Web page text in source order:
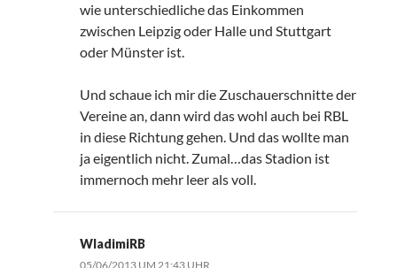
wie unterschiedliche das Einkommen
zwischen Leipzig oder Halle und Stuttgart
oder Münster ist.
Und schaue ich mir die Zuschauerschnitte der
Vereine an, dann wird das wohl auch bei RBL
in diese Richtung gehen. Und das wollte man
ja eigentlich nicht. Zumal…das Stadion ist
immernoch mehr leer als voll.
WladimiRB
05/06/2013 UM 21:43 UHR